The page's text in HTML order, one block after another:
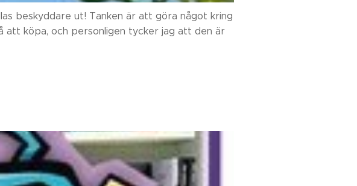
beskyddare ut! Tanken är att göra något kring
att köpa, och personligen tycker jag att den är